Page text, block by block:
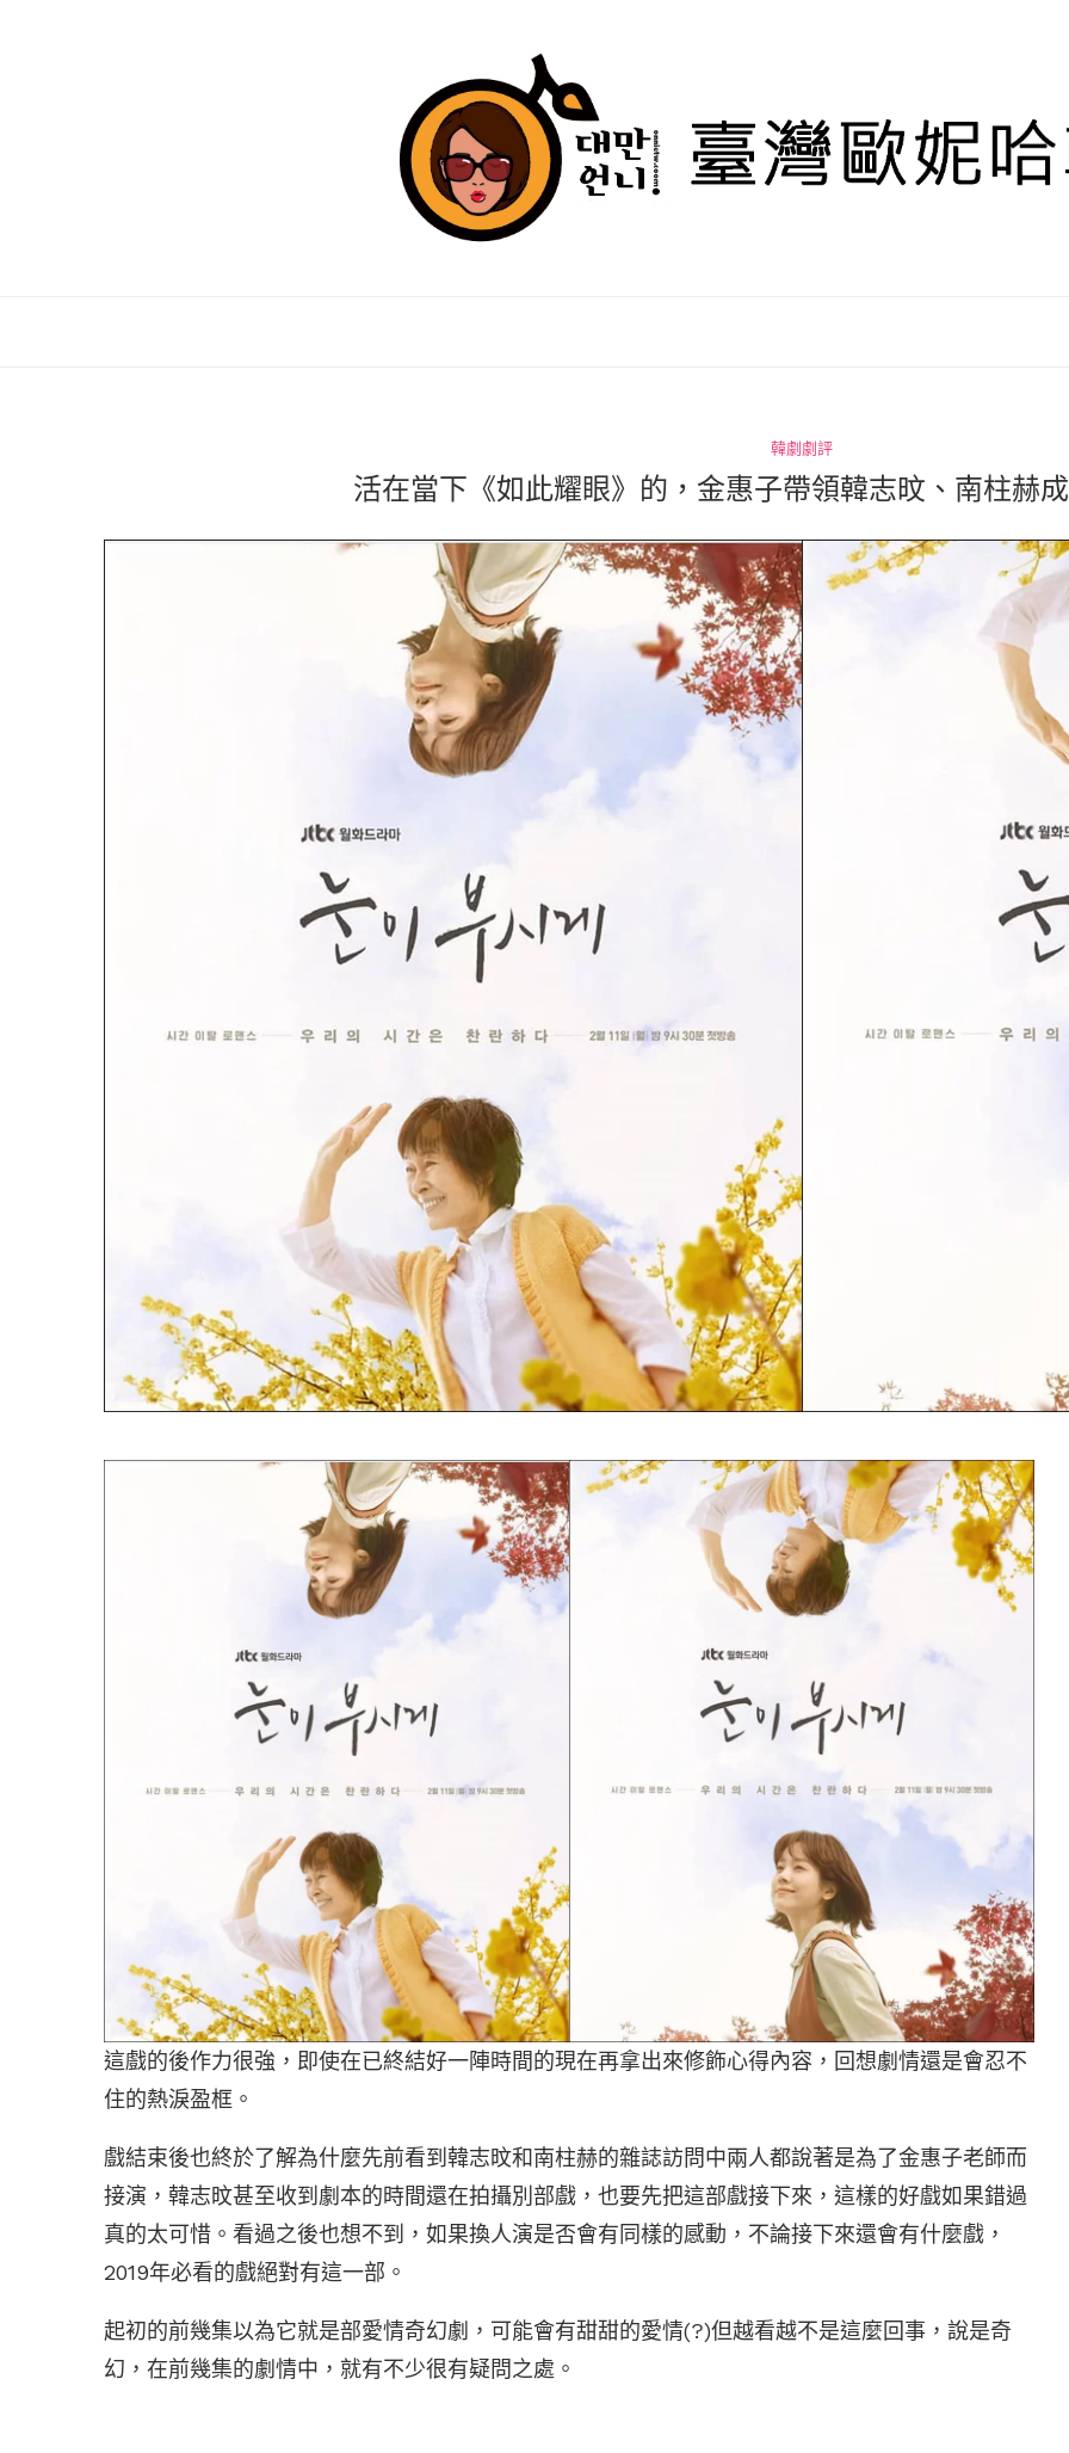
韓劇劇評
活在當下《如此耀眼》的，金惠子帶領韓志旼、南柱赫
這戲的後作力很強，即使在已終結好一陣時間的現在再拿出來修飾心得內容，回想劇情還是會忍不
住的熱淚盈框。
戲結束後也終於了解為什麼先前看到韓志旼和南柱赫的雜誌訪問中兩人都說著是為了金惠子老師而
接演，韓志旼甚至收到劇本的時間還在拍攝別部戲，也要先把這部戲接下來，這樣的好戲如果錯過
真的太可惜。看過之後也想不到，如果換人演是否會有同樣的感動，不論接下來還會有什麼戲，
2019年必看的戲絕對有這一部。
起初的前幾集以為它就是部愛情奇幻劇，可能會有甜甜的愛情(?)但越看越不是這麼回事，說是奇
幻，在前幾集的劇情中，就有不少很有疑問之處。